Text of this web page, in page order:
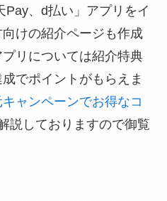
Pay、d払い」アプリをイ
けの紹介ページも作成
リについては紹介特典
でポイントがもらえま
ャンペーンでお得なコ
説しておりますので御覧